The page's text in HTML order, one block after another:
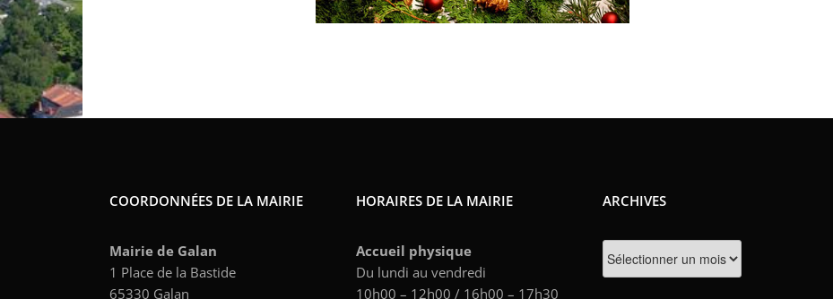
COORDONNÉES DE LA MAIRIE
Mairie de Galan
1 Place de la Bastide
65330 Galan
HORAIRES DE LA MAIRIE
Accueil physique
Du lundi au vendredi
10h00 – 12h00 / 16h00 – 17h30
ARCHIVES
Archives